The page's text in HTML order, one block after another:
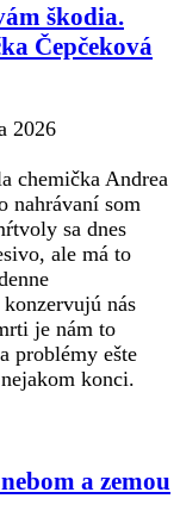
škodia.
Čepčeková
2026
chemička Andrea
nahrávaní som
sa dnes
ale má to
nás
je nám to
problémy ešte
konci.
a zemou